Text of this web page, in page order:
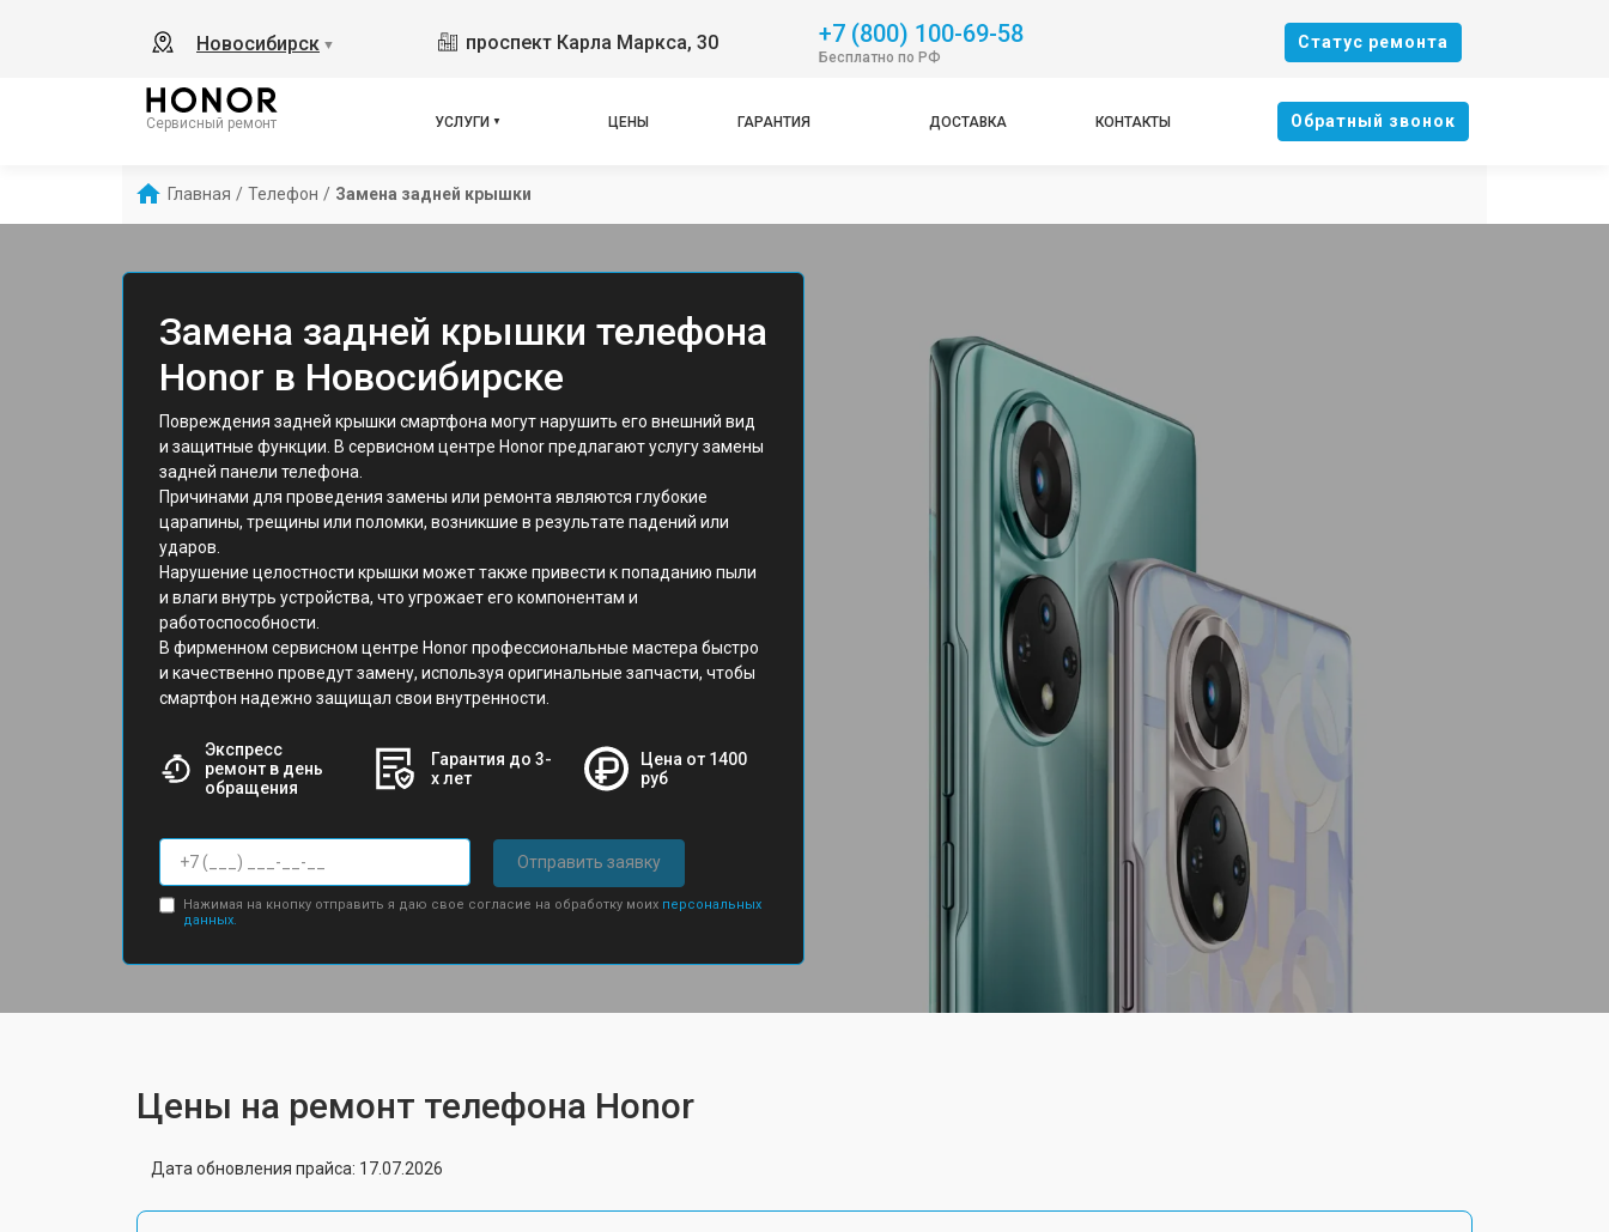
Новосибирск ▼ проспект Карла Маркса, 30 +7 (800) 100-69-58
Бесплатно по РФ
Cтатус ремонта
Сервисный ремонт УСЛУГИ ЦЕНЫ ГАРАНТИЯ ДОСТАВКА КОНТАКТЫ Oбратный звонок
Главная / Телефон / Замена задней крышки
Замена задней крышки телефона
Honor в Новосибирске
Повреждения задней крышки смартфона могут нарушить его внешний вид
и защитные функции. В сервисном центре Honor предлагают услугу замены
задней панели телефона.
Причинами для проведения замены или ремонта являются глубокие
царапины, трещины или поломки, возникшие в результате падений или
ударов.
Нарушение целостности крышки может также привести к попаданию пыли
и влаги внутрь устройства, что угрожает его компонентам и
работоспособности.
В фирменном сервисном центре Honor профессиональные мастера быстро
и качественно проведут замену, используя оригинальные запчасти, чтобы
смартфон надежно защищал свои внутренности.
Экспресс
ремонт в день
обращения
Гарантия до 3-
х лет
Цена от 1400
руб
Отправить заявку
Нажимая на кнопку отправить я даю свое согласие на обработку моих персональных
данных.
Цены на ремонт телефона Honor
Дата обновления прайса: 17.07.2026